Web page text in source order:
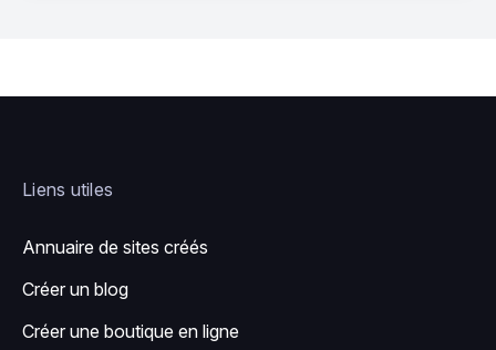
Liens utiles
Annuaire de sites créés
Créer un blog
Créer une boutique en ligne